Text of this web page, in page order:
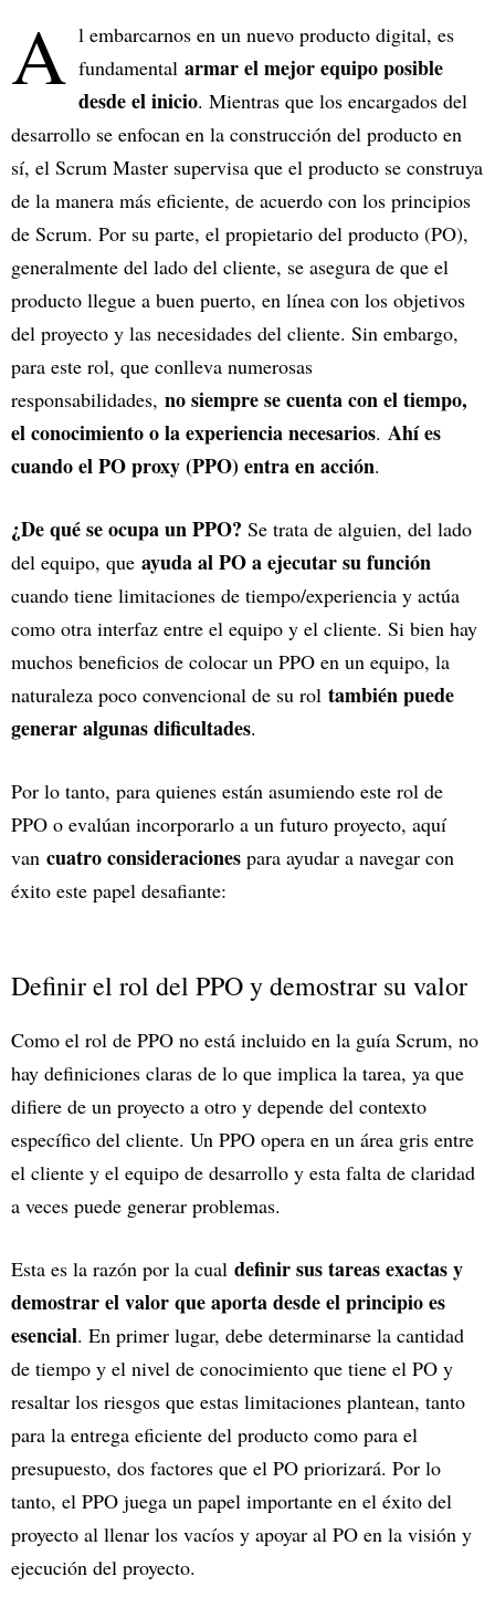
A l embarcarnos en un nuevo producto digital, es
fundamental armar el mejor equipo posible
desde el inicio. Mientras que los encargados del
desarrollo se enfocan en la construcción del producto en
sí, el Scrum Master supervisa que el producto se construya
de la manera más eficiente, de acuerdo con los principios
de Scrum. Por su parte, el propietario del producto (PO),
generalmente del lado del cliente, se asegura de que el
producto llegue a buen puerto, en línea con los objetivos
del proyecto y las necesidades del cliente. Sin embargo,
para este rol, que conlleva numerosas
responsabilidades, no siempre se cuenta con el tiempo,
el conocimiento o la experiencia necesarios. Ahí es
cuando el PO proxy (PPO) entra en acción.
¿De qué se ocupa un PPO? Se trata de alguien, del lado
del equipo, que ayuda al PO a ejecutar su función
cuando tiene limitaciones de tiempo/experiencia y actúa
como otra interfaz entre el equipo y el cliente. Si bien hay
muchos beneficios de colocar un PPO en un equipo, la
naturaleza poco convencional de su rol también puede
generar algunas dificultades.
Por lo tanto, para quienes están asumiendo este rol de
PPO o evalúan incorporarlo a un futuro proyecto, aquí
van cuatro consideraciones para ayudar a navegar con
éxito este papel desafiante:
Definir el rol del PPO y demostrar su valor
Como el rol de PPO no está incluido en la guía Scrum, no
hay definiciones claras de lo que implica la tarea, ya que
difiere de un proyecto a otro y depende del contexto
específico del cliente. Un PPO opera en un área gris entre
el cliente y el equipo de desarrollo y esta falta de claridad
a veces puede generar problemas.
Esta es la razón por la cual definir sus tareas exactas y
demostrar el valor que aporta desde el principio es
esencial. En primer lugar, debe determinarse la cantidad
de tiempo y el nivel de conocimiento que tiene el PO y
resaltar los riesgos que estas limitaciones plantean, tanto
para la entrega eficiente del producto como para el
presupuesto, dos factores que el PO priorizará. Por lo
tanto, el PPO juega un papel importante en el éxito del
proyecto al llenar los vacíos y apoyar al PO en la visión y
ejecución del proyecto.